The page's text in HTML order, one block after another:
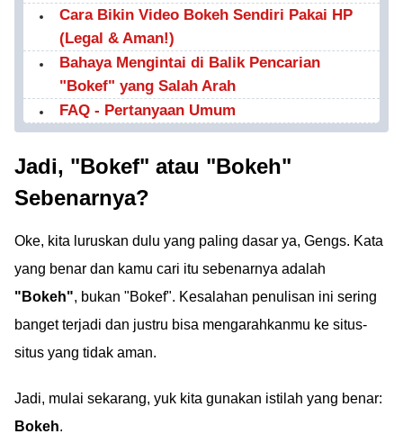
Cara Bikin Video Bokeh Sendiri Pakai HP
(Legal & Aman!)
Bahaya Mengintai di Balik Pencarian
"Bokef" yang Salah Arah
FAQ - Pertanyaan Umum
Jadi, "Bokef" atau "Bokeh"
Sebenarnya?
Oke, kita luruskan dulu yang paling dasar ya, Gengs. Kata
yang benar dan kamu cari itu sebenarnya adalah
"Bokeh", bukan "Bokef". Kesalahan penulisan ini sering
banget terjadi dan justru bisa mengarahkanmu ke situs-
situs yang tidak aman.
Jadi, mulai sekarang, yuk kita gunakan istilah yang benar:
Bokeh.